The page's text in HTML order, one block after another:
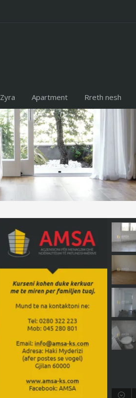
Zyra Apartment Rreth nesh